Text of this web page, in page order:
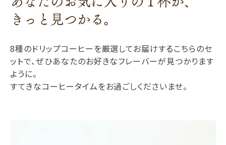
8種のドリップコーヒーを厳選してお届けするこちらのセ
ットで、ぜひあなたのお好きなフレーバーが見つかります
ように。
すてきなコーヒータイムをお過ごしくださいませ。